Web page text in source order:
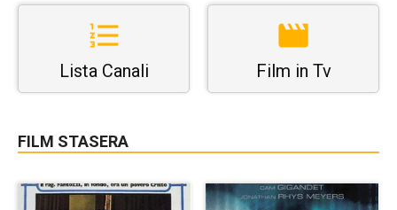
Lista Canali Film in Tv
FILM STASERA